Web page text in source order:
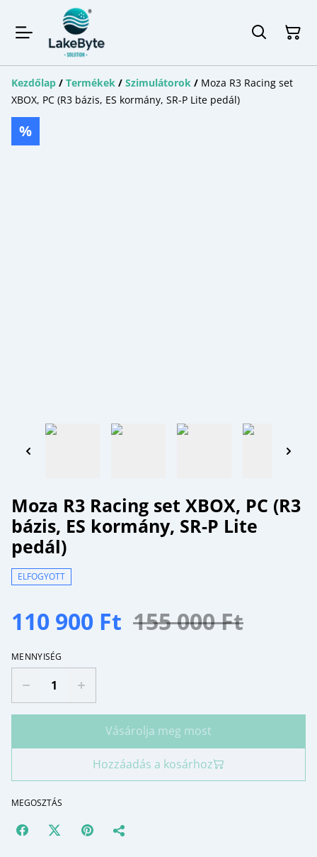
Kezdőlap / Termékek / Szimulátorok / Moza R3 Racing set
XBOX, PC (R3 bázis, ES kormány, SR-P Lite pedál)
%
Moza R3 Racing set XBOX, PC (R3
bázis, ES kormány, SR-P Lite
pedál)
ELFOGYOTT
110 900 Ft 155 000 Ft
MENNYISÉG
Vásárolja meg most
Hozzáadás a kosárhoz
MEGOSZTÁS